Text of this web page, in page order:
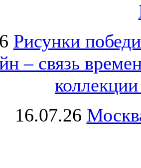
Рисунки
– связь
16.07.26